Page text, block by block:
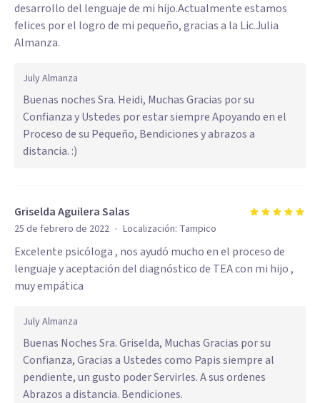
desarrollo del lenguaje de mi hijo.Actualmente estamos
felices por el logro de mi pequeño, gracias a la Lic.Julia
Almanza.
July Almanza
Buenas noches Sra. Heidi, Muchas Gracias por su
Confianza y Ustedes por estar siempre Apoyando en el
Proceso de su Pequeño, Bendiciones y abrazos a
distancia. :)
Griselda Aguilera Salas
25 de febrero de 2022 · Localización: Tampico
Excelente psicóloga , nos ayudó mucho en el proceso de
lenguaje y aceptación del diagnóstico de TEA con mi hijo ,
muy empática
July Almanza
Buenas Noches Sra. Griselda, Muchas Gracias por su
Confianza, Gracias a Ustedes como Papis siempre al
pendiente, un gusto poder Servirles. A sus ordenes
Abrazos a distancia. Bendiciones.